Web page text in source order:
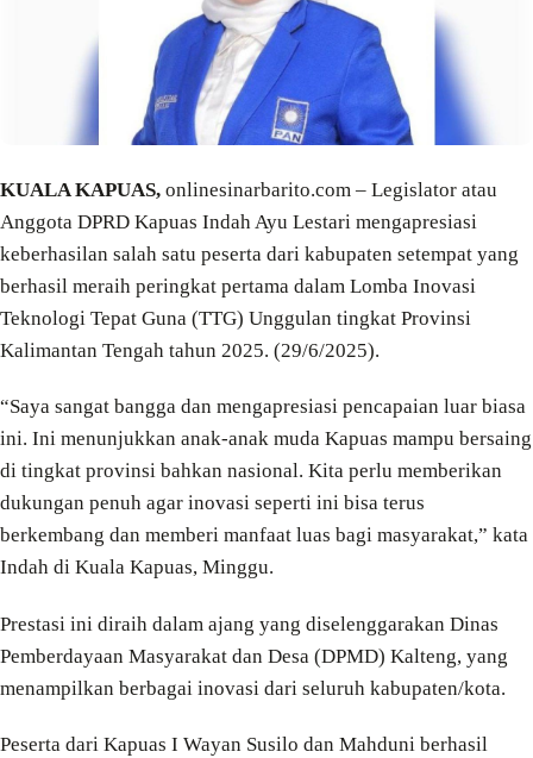
KUALA KAPUAS, onlinesinarbarito.com – Legislator atau
Anggota DPRD Kapuas Indah Ayu Lestari mengapresiasi
keberhasilan salah satu peserta dari kabupaten setempat yang
berhasil meraih peringkat pertama dalam Lomba Inovasi
Teknologi Tepat Guna (TTG) Unggulan tingkat Provinsi
Kalimantan Tengah tahun 2025. (29/6/2025).
“Saya sangat bangga dan mengapresiasi pencapaian luar biasa
ini. Ini menunjukkan anak-anak muda Kapuas mampu bersaing
di tingkat provinsi bahkan nasional. Kita perlu memberikan
dukungan penuh agar inovasi seperti ini bisa terus
berkembang dan memberi manfaat luas bagi masyarakat,” kata
Indah di Kuala Kapuas, Minggu.
Prestasi ini diraih dalam ajang yang diselenggarakan Dinas
Pemberdayaan Masyarakat dan Desa (DPMD) Kalteng, yang
menampilkan berbagai inovasi dari seluruh kabupaten/kota.
Peserta dari Kapuas I Wayan Susilo dan Mahduni berhasil